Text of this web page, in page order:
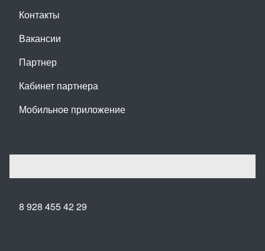
Контакты
Вакансии
Партнер
Кабинет партнера
Мобильное приложение
8 928 455 42 29